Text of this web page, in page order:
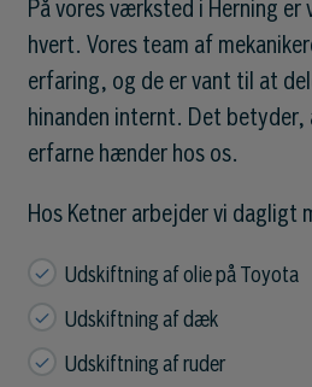
På vores værksted i Herning
hvert. Vores team af
erfaring, og de er vant til at
hinanden internt. Det betyder,
erfarne hænder hos os.
Hos Ketner arbejder vi dagligt
Udskiftning af olie på Toyota
Udskiftning af dæk
Udskiftning af ruder